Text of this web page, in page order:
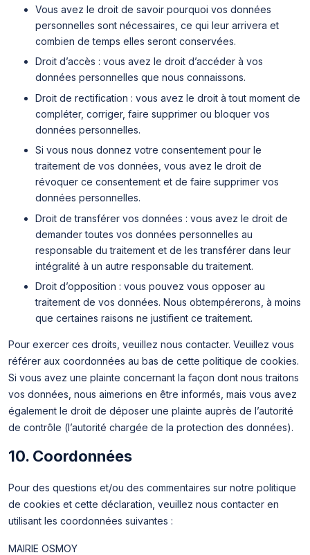
Vous avez le droit de savoir pourquoi vos données
personnelles sont nécessaires, ce qui leur arrivera et
combien de temps elles seront conservées.
Droit d’accès : vous avez le droit d’accéder à vos
données personnelles que nous connaissons.
Droit de rectification : vous avez le droit à tout moment de
compléter, corriger, faire supprimer ou bloquer vos
données personnelles.
Si vous nous donnez votre consentement pour le
traitement de vos données, vous avez le droit de
révoquer ce consentement et de faire supprimer vos
données personnelles.
Droit de transférer vos données : vous avez le droit de
demander toutes vos données personnelles au
responsable du traitement et de les transférer dans leur
intégralité à un autre responsable du traitement.
Droit d’opposition : vous pouvez vous opposer au
traitement de vos données. Nous obtempérerons, à moins
que certaines raisons ne justifient ce traitement.
Pour exercer ces droits, veuillez nous contacter. Veuillez vous
référer aux coordonnées au bas de cette politique de cookies.
Si vous avez une plainte concernant la façon dont nous traitons
vos données, nous aimerions en être informés, mais vous avez
également le droit de déposer une plainte auprès de l’autorité
de contrôle (l’autorité chargée de la protection des données).
10. Coordonnées
Pour des questions et/ou des commentaires sur notre politique
de cookies et cette déclaration, veuillez nous contacter en
utilisant les coordonnées suivantes :
MAIRIE OSMOY